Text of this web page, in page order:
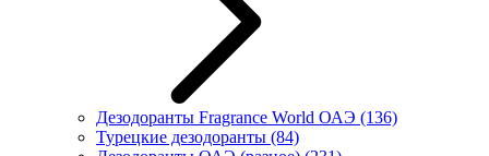
Дезодоранты Fragrance World ОАЭ (136)
Турецкие дезодоранты (84)